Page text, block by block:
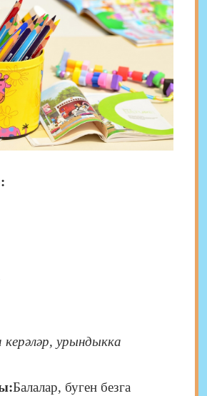
керәләр, урындыкка
Балалар, буген безга